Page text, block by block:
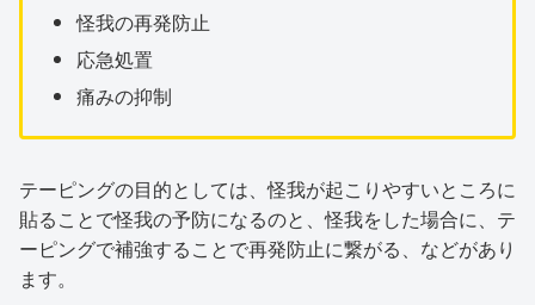
怪我の再発防止
応急処置
痛みの抑制
テーピングの目的としては、怪我が起こりやすいところに
貼ることで怪我の予防になるのと、怪我をした場合に、テ
ーピングで補強することで再発防止に繋がる、などがあり
ます。